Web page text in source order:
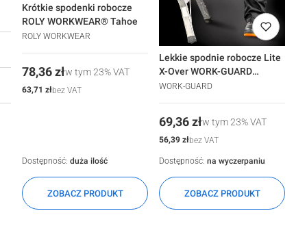
Krótkie spodenki robocze
ROLY WORKWEAR® Tahoe
ROLY WORKWEAR
Cena
78,36 złw tym23%VAT
Cena
63,71 złbez VAT
ZOBACZ PRODUKT
Dostępność: duża ilość
Lekkie spodnie robocze Lite
X-Over WORK-GUARD
Result®
WORK-GUARD
Cena
69,36 złw tym23%VAT
Cena
56,39 złbez VAT
ZOBACZ PRODUKT
Dostępność: na wyczerpaniu